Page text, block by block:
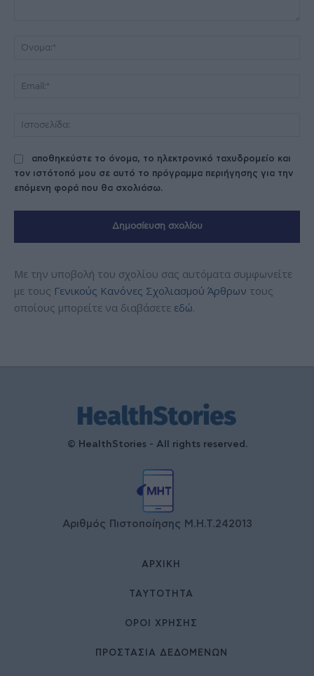
αποθηκεύστε το όνομα, το ηλεκτρονικό ταχυδρομείο και
τον ιστότοπό μου σε αυτό το πρόγραμμα περιήγησης για την
επόμενη φορά που θα σχολιάσω.
Με την υποβολή του σχολίου σας αυτόματα συμφωνείτε
με τους Γενικούς Κανόνες Σχολιασμού Άρθρων τους
οποίους μπορείτε να διαβάσετε εδώ.
© HealthStories - All rights reserved.
Αριθμός Πιστοποίησης Μ.Η.Τ.242013
ΑΡΧΙΚΉ
ΤΑΥΤΌΤΗΤΑ
ΌΡΟΙ ΧΡΉΣΗΣ
ΠΡΟΣΤΑΣΙΑ ΔΕΔΟΜΕΝΩΝ